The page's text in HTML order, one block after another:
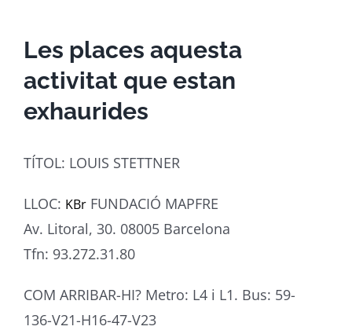
Les places aquesta
activitat que estan
exhaurides
TÍTOL: LOUIS STETTNER
LLOC: KBrFUNDACIÓ MAPFRE
Av. Litoral, 30. 08005 Barcelona
Tfn: 93.272.31.80
COM ARRIBAR-HI? Metro: L4 i L1. Bus: 59-
136-V21-H16-47-V23